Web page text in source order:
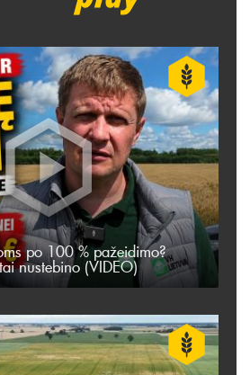
po 100 % pažeidimo?
nustebino (VIDEO)